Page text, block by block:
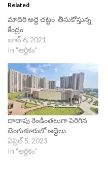
Related
మాదిరి అద్దె చట్టం తీసుకోస్తున్న
కేంద్రం
జూన్ 6, 2021
In "ఆర్థికం"
దాదాపు రెండింతలుగా పెరిగిన
బెంగుళూరులో అద్దెలు
ఏప్రిల్ 5, 2023
In "ఆర్థికం"